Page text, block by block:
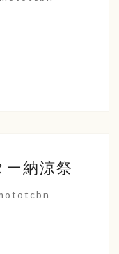
納涼祭